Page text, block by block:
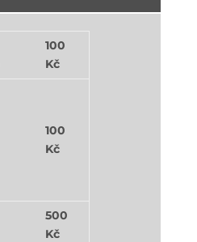
100
Kč
100
Kč
500
Kč